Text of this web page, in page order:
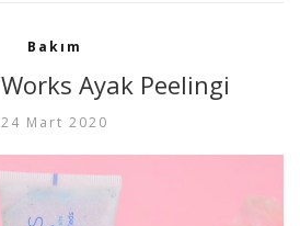
Bakım
Ayak Peelingi
24 Mart 2020